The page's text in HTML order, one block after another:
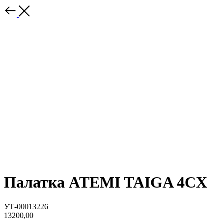
Палатка ATEMI TAIGA 4CX
УТ-00013226
13200,00